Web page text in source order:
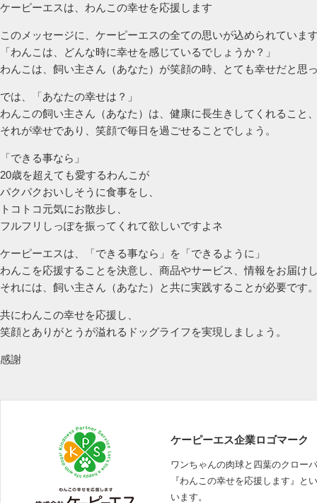
ケーピーエスは、わんこの幸せを応援します
このメッセージに、ケーピーエスの全ての思いが込められていま
「わんこは、どんな時に幸せを感じているでしょうか？」
わんこは、飼い主さん（あなた）が笑顔の時、とても幸せだと思
では、「あなたの幸せは？」
わんこの飼い主さん（あなた）は、健康に長生きしてくれること
それが幸せであり、笑顔で毎日を過ごせることでしょう。
「できる事なら」
20歳を超えても愛するわんこが
パクパクおいしそうに食事をし、
トコトコ元気にお散歩し、
フルフリしっぽを振ってくれて欲しいですよネ
ケーピーエスは、「できる事なら」を「できるように」
わんこを応援することを決意し、商品やサービス、情報をお届け
それには、飼い主さん（あなた）と共に実践することが必要です
共にわんこの幸せを応援し、
笑顔とありがとうが溢れるドッグライフを実現しましょう。
感謝
ケーピーエス企業ロゴマーク
ワンちゃんの肉球と四葉のクロー
『わんこの幸せを応援します』と
います。